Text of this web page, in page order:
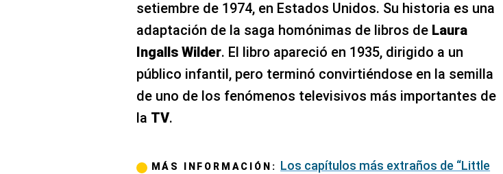
setiembre de 1974, en Estados Unidos. Su historia es una
adaptación de la saga homónimas de libros deLaura
Ingalls Wilder. El libro apareció en 1935, dirigido a un
público infantil, pero terminó convirtiéndose en la semilla
de uno de los fenómenos televisivos más importantes de
la TV.
MÁS INFORMACIÓN: Los capítulos más extraños de “Little